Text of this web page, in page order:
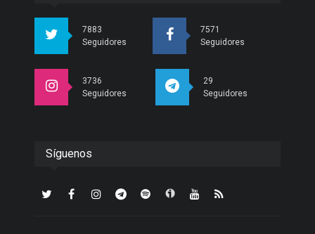
7883
Seguidores
7571
Seguidores
3736
Seguidores
29
Seguidores
Síguenos